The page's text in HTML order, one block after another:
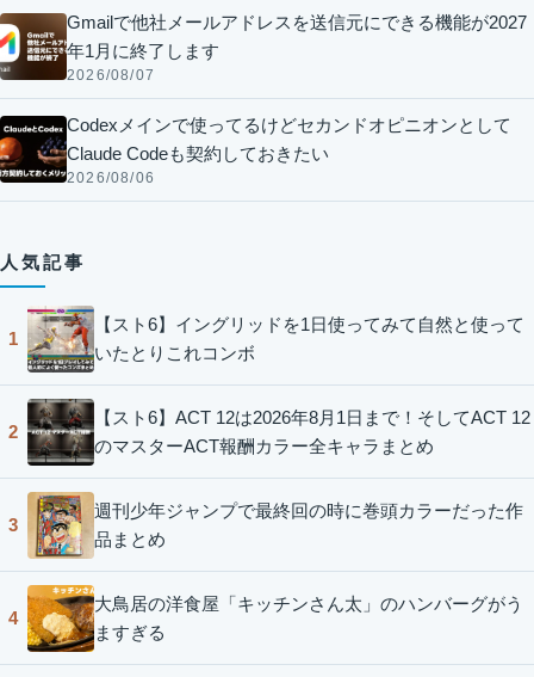
Gmailで他社メールアドレスを送信元にできる機能が2027
年1月に終了します
2026/08/07
Codexメインで使ってるけどセカンドオピニオンとして
Claude Codeも契約しておきたい
2026/08/06
人気記事
1
【スト6】イングリッドを1日使ってみて自然と使って
いたとりこれコンボ
2
【スト6】ACT 12は2026年8月1日まで！そしてACT 12
のマスターACT報酬カラー全キャラまとめ
3
週刊少年ジャンプで最終回の時に巻頭カラーだった作
品まとめ
4
大鳥居の洋食屋「キッチンさん太」のハンバーグがう
ますぎる